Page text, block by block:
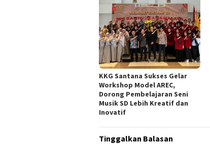
KKG Santana Sukses Gelar
Workshop Model AREC,
Dorong Pembelajaran Seni
Musik SD Lebih Kreatif dan
Inovatif
Tinggalkan Balasan